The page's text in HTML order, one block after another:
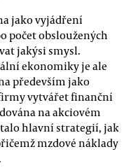
jako vyjádření
počet obsloužených
jakýsi smysl.
ekonomiky je ale
především jako
vytvářet finanční
na akciovém
hlavní strategií, jak
mzdové náklady